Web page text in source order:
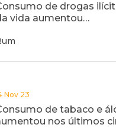
de drogas
vida aumentou…
Nov 23
de tabaco e
nos últimos